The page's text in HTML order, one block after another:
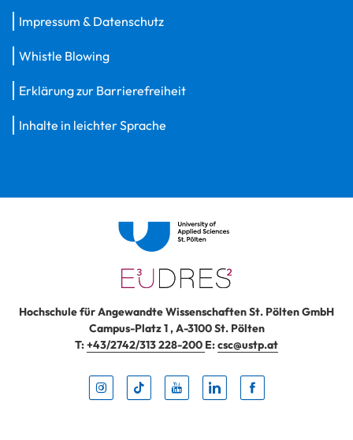
Impressum & Datenschutz
Whistle Blowing
Erklärung zur Barrierefreiheit
Inhalte in leichter Sprache
Hochschule für Angewandte Wissenschaften St. Pölten GmbH
Campus-Platz 1,A-3100St. Pölten
T:+43/2742/313 228-200 E:csc@ustp.at